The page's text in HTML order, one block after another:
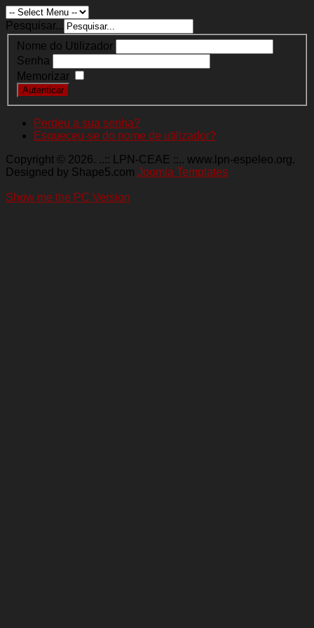
Pesquisar...
Nome do Utilizador
Senha
Memorizar
Autenticar
Perdeu a sua senha?
Esqueceu-se do nome de utilizador?
Copyright © 2026. ..:: LPN-CEAE ::.. www.lpn-espeleo.org.
Designed by Shape5.com Joomla Templates
Show me the PC Version